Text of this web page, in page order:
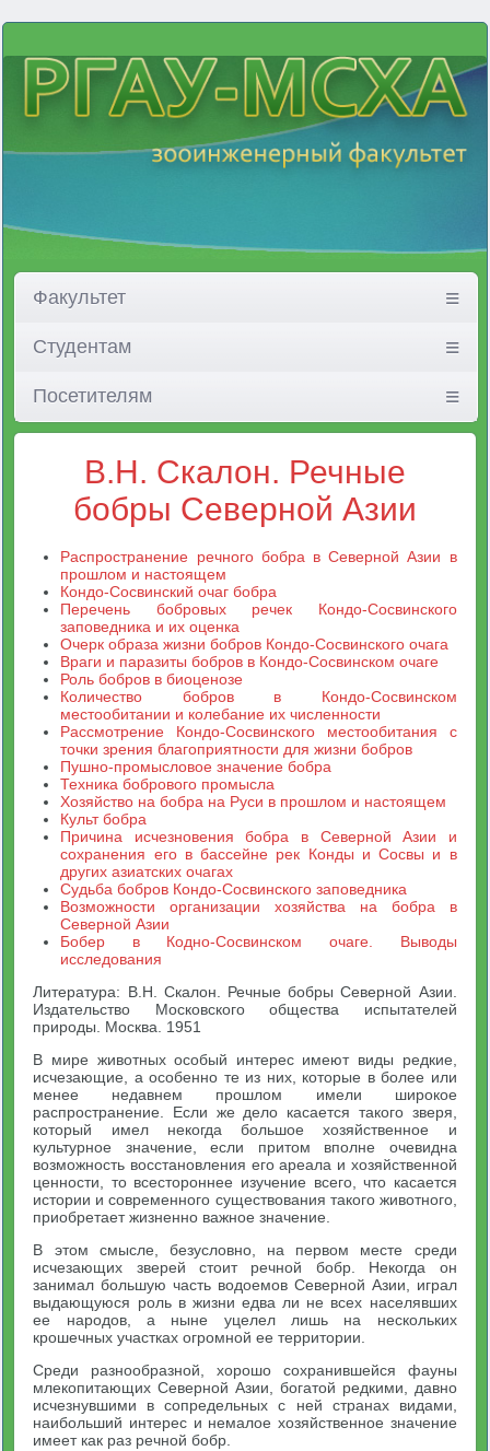
Факультет
Студентам
Посетителям
В.Н. Скалон. Речные
бобры Северной Азии
Распространение речного бобра в Северной Азии в
прошлом и настоящем
Кондо-Сосвинский очаг бобра
Перечень бобровых речек Кондо-Сосвинского
заповедника и их оценка
Очерк образа жизни бобров Кондо-Сосвинского очага
Враги и паразиты бобров в Кондо-Сосвинском очаге
Роль бобров в биоценозе
Количество бобров в Кондо-Сосвинском
местообитании и колебание их численности
Рассмотрение Кондо-Сосвинского местообитания с
точки зрения благоприятности для жизни бобров
Пушно-промысловое значение бобра
Техника бобрового промысла
Хозяйство на бобра на Руси в прошлом и настоящем
Культ бобра
Причина исчезновения бобра в Северной Азии и
сохранения его в бассейне рек Конды и Сосвы и в
других азиатских очагах
Судьба бобров Кондо-Сосвинского заповедника
Возможности организации хозяйства на бобра в
Северной Азии
Бобер в Кодно-Сосвинском очаге. Выводы
исследования
Литература: В.Н. Скалон. Речные бобры Северной Азии.
Издательство Московского общества испытателей
природы. Москва. 1951
В мире животных особый интерес имеют виды редкие,
исчезающие, а особенно те из них, которые в более или
менее недавнем прошлом имели широкое
распространение. Если же дело касается такого зверя,
который имел некогда большое хозяйственное и
культурное значение, если притом вполне очевидна
возможность восстановления его ареала и хозяйственной
ценности, то всестороннее изучение всего, что касается
истории и современного существования такого животного,
приобретает жизненно важное значение.
В этом смысле, безусловно, на первом месте среди
исчезающих зверей стоит речной бобр. Некогда он
занимал большую часть водоемов Северной Азии, играл
выдающуюся роль в жизни едва ли не всех населявших
ее народов, а ныне уцелел лишь на нескольких
крошечных участках огромной ее территории.
Среди разнообразной, хорошо сохранившейся фауны
млекопитающих Северной Азии, богатой редкими, давно
исчезнувшими в сопредельных с ней странах видами,
наибольший интерес и немалое хозяйственное значение
имеет как раз речной бобр.